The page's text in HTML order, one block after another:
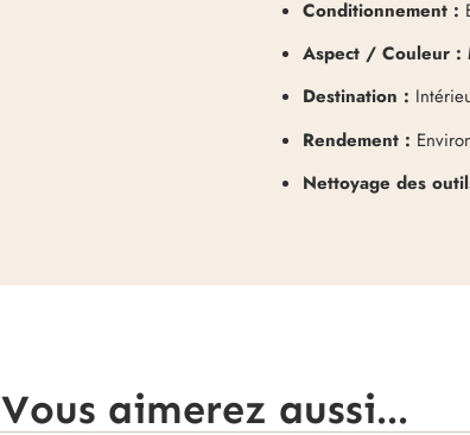
Conditionnement :
Aspect / Couleur :
Destination :
Rendement :
Nettoyage des
Vous aimerez aussi...